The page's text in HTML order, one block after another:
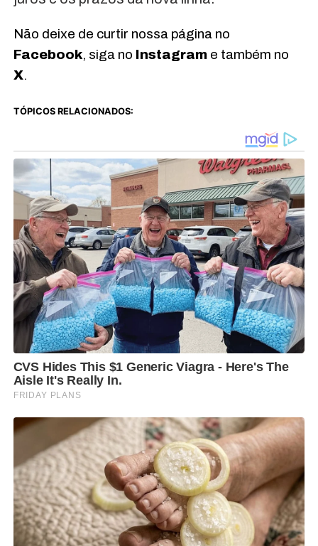
Não deixe de curtir nossa página no
Facebook, siga no Instagrame também no
X.
TÓPICOS RELACIONADOS: